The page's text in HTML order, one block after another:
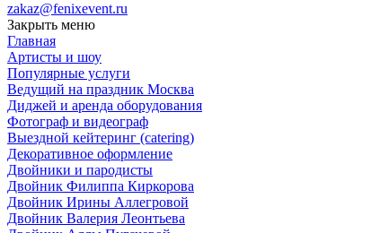
zakaz@fenixevent.ru
Закрыть меню
Главная
Артисты и шоу
Популярные услуги
Ведущий на праздник Москва
Диджей и аренда оборудования
Фотограф и видеограф
Выездной кейтеринг (catering)
Декоративное оформление
Двойники и пародисты
Двойник Филиппа Киркорова
Двойник Ирины Аллегровой
Двойник Валерия Леонтьева